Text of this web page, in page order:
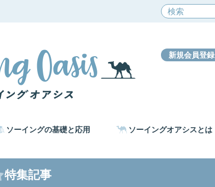
新規会員登録
ソーイングの基礎と応用 ソーイングオアシスとは
特集記事